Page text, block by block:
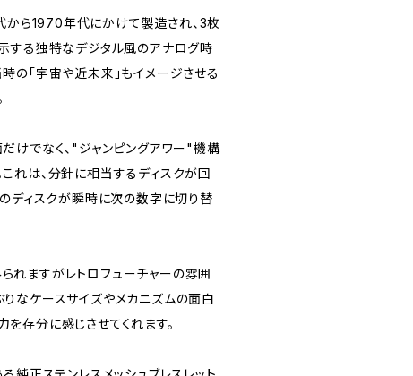
から1970年代にかけて製造され、3枚
する独特なデジタル風のアナログ時
の「宇宙や近未来」もイメージさせる
けでなく、"ジャンピングアワー"機構
れは、分針に相当するディスクが回
ディスクが瞬時に次の数字に切り替
れますがレトロフューチャーの雰囲
なケースサイズやメカニズムの面白
存分に感じさせてくれます。